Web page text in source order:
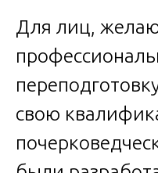
Для лиц,
свою